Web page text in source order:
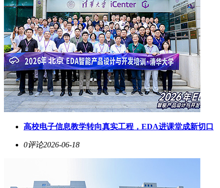
高校电子信息教学转向真实工程，EDA进课堂成新切口
0评论2026-06-18